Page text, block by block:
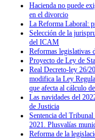
Hacienda no puede
en el divorcio
La Reforma Laboral:
Selección de la
del ICAM
Reformas legislativas
Proyecto de Ley de
Real Decreto-ley 26/
modifica la Ley
que afecta al cálculo
Las navidades del
de Justicia
Sentencia del
2021. Plusvalías
Reforma de la